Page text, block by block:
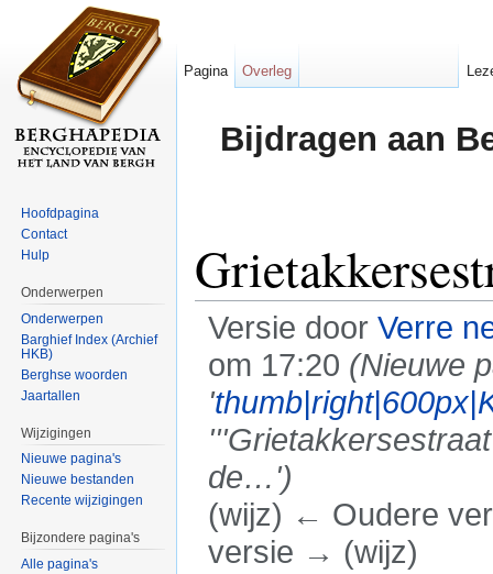
Bijdragen aan
Versie door Verre
om 17:20 (Nieuwe
'
de…')
(wijz) ← Oudere
versie → (wijz)
Pagina Overleg
Hoofdpagina
Contact
Hulp
Onderwerpen
Onderwerpen
Barghief Index (Archief
HKB)
Berghse woorden
Jaartallen
Wijzigingen
Nieuwe pagina's
Nieuwe bestanden
Recente wijzigingen
Bijzondere pagina's
Alle pagina's